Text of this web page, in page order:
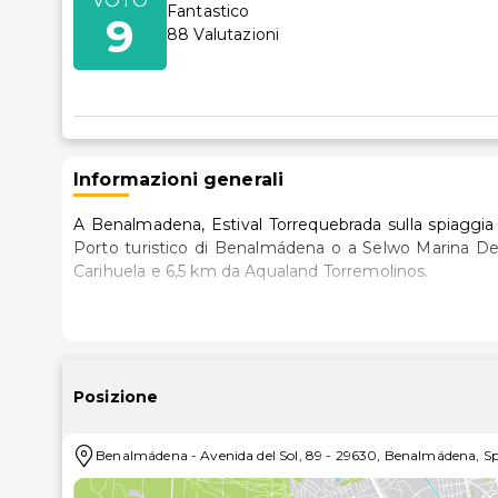
9
Fantastico
88 Valutazioni
Informazioni generali
A Benalmadena, Estival Torrequebrada sulla
Porto turistico di Benalmádena o a Selwo Marina Delfinarium. Questo hotel a 4 stelle si
Carihuela e 6,5 km da Aqualand Torremolinos.
Rilassati in una delle 350 camere con aria
cortesia gratuiti e asciugacapelli.
hotel potrai inoltre contare su Wi-Fi gratuito, un
raggiungere le vicine attrazioni con la navetta locale
Posizione
Benalmádena -Avenida del Sol, 89 - 29630, Benalmádena,